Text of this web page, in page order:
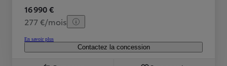
16 990 €
277 €/mois
En savoir plus
Contactez la concession